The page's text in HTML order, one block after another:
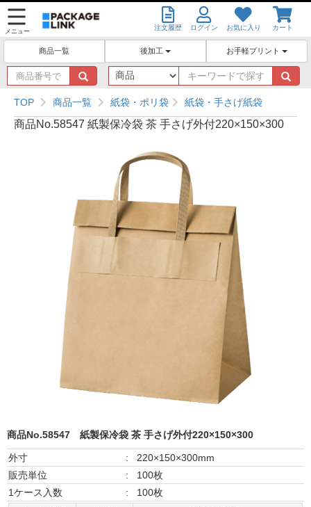
メニュー 注文履歴 ログイン お気に入り カート
商品一覧 後加工 お手軽プリント
商
品
番
号
で
キ
ー
ワ
ー
ド
TOP 商品一覧 紙袋・ポリ袋 紙袋・手さげ紙袋
商品No.58547 紙製保冷袋 茶 手さげ外付220×150×300
商品No.58547 紙製保冷袋 茶 手さげ外付220×150×300
外寸 :
220×150×300mm
販売単位
:
100枚
1ケース入数
:
100枚